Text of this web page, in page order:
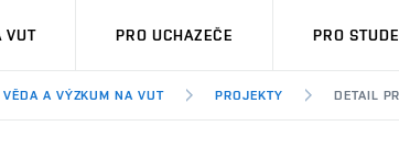
VUT PRO UCHAZEČE PRO
VĚDA A VÝZKUM NA VUT PROJEKTY DETAIL